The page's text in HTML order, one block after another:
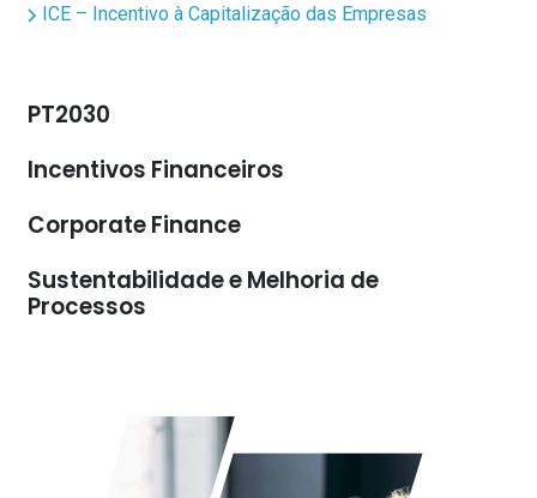
ICE – Incentivo à Capitalização das Empresas
PT2030
Incentivos Financeiros
Corporate Finance
Sustentabilidade e Melhoria de
Processos